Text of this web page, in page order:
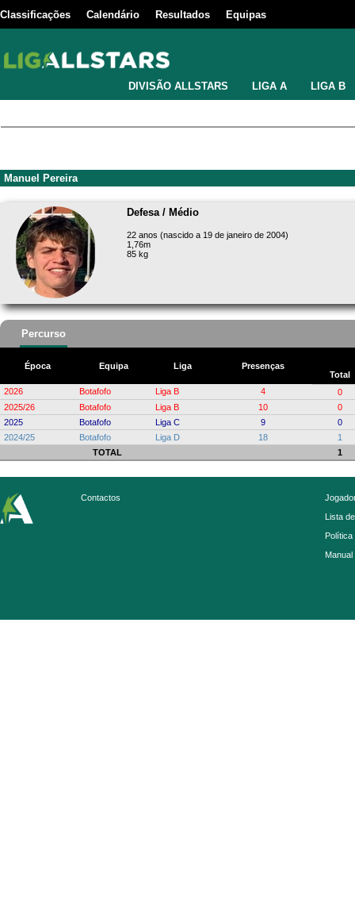
Classificações Calendário Resultados Equipas
DIVISÃO ALLSTARS LIGA A LIGA B
Manuel Pereira
Defesa / Médio
22 anos (nascido a 19 de janeiro de 2004)
1,76m
85 kg
Percurso
Época Equipa Liga
Presenças
Total
2026
Botafofo Liga B 4
0
2025/26
Botafofo Liga B 10
0
2025
Botafofo Liga C 9
0
2024/25
Botafofo Liga D 18
1
TOTAL
1
Contactos
Lista
Política